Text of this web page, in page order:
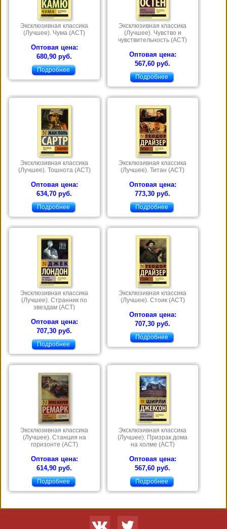
Эксклюзивная классика
(Лучшее). Чума (АСТ)
Оптовая цена:
680,90 руб.
Подробнее
Эксклюзивная классика
(Лучшее). Чувство и
чувствительность (АСТ)
Оптовая цена:
567,60 руб.
Подробнее
Эксклюзивная классика
(Лучшее). Тошнота (АСТ)
Оптовая цена:
634,70 руб.
Подробнее
Эксклюзивная классика
(Лучшее). Титан (АСТ)
Оптовая цена:
773,30 руб.
Подробнее
Эксклюзивная классика
(Лучшее). Странник по
звездам (АСТ)
Оптовая цена:
707,30 руб.
Подробнее
Эксклюзивная классика
(Лучшее). Стоик (АСТ)
Оптовая цена:
707,30 руб.
Подробнее
Эксклюзивная классика
(Лучшее). Станция на
горизонте (АСТ)
Оптовая цена:
614,90 руб.
Подробнее
Эксклюзивная классика
(Лучшее). Призрак дома
на холме (АСТ)
Оптовая цена:
567,60 руб.
Подробнее